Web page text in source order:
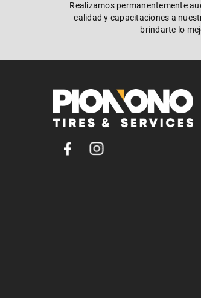
Realizamos permanentemente
calidad y capacitaciones a
brindarte lo